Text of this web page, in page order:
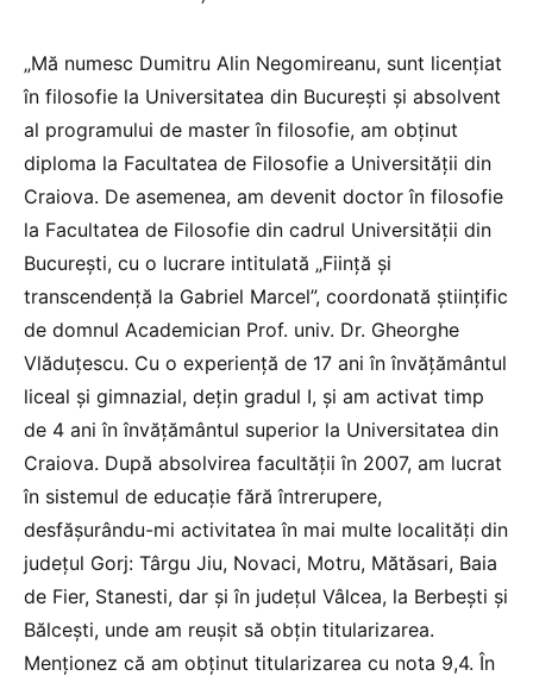
„Mă numesc Dumitru Alin Negomireanu, sunt licențiat
în filosofie la Universitatea din București și absolvent
al programului de master în filosofie, am obținut
diploma la Facultatea de Filosofie a Universității din
Craiova. De asemenea, am devenit doctor în filosofie
la Facultatea de Filosofie din cadrul Universității din
București, cu o lucrare intitulată „Ființă și
transcendență la Gabriel Marcel”, coordonată științific
de domnul Academician Prof. univ. Dr. Gheorghe
Vlăduțescu. Cu o experiență de 17 ani în învățământul
liceal și gimnazial, dețin gradul I, și am activat timp
de 4 ani în învățământul superior la Universitatea din
Craiova. După absolvirea facultății în 2007, am lucrat
în sistemul de educație fără întrerupere,
desfășurându-mi activitatea în mai multe localități din
județul Gorj: Târgu Jiu, Novaci, Motru, Mătăsari, Baia
de Fier, Stanesti, dar și în județul Vâlcea, la Berbești și
Bălcești, unde am reușit să obțin titularizarea.
Menționez că am obținut titularizarea cu nota 9,4. În